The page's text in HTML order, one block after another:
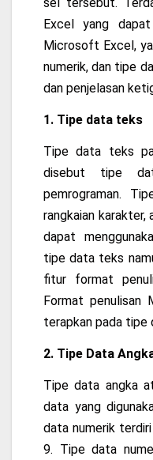
sel tersebut.
Excel yang
Microsoft Excel,
numerik, dan tipe
dan penjelasan
1. Tipe data teks
Tipe data teks
disebut tipe
pemrograman.
rangkaian karakter,
dapat
tipe data teks
fitur format
Format penulisan
terapkan pada tipe
2. Tipe Data
Tipe data angka
data yang
data numerik
9. Tipe data